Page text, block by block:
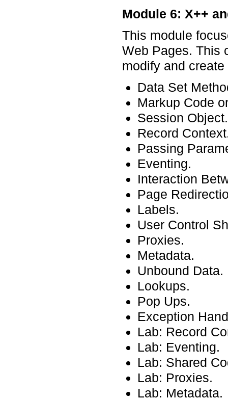
Module 6: X++
This module
Web Pages. This
modify and
Data Set
Markup Code
Session Object.
Record
Passing
Eventing.
Interaction
Page
Labels.
User Control
Proxies.
Metadata.
Unbound Data.
Lookups.
Pop Ups.
Exception
Lab: Record
Lab: Eventing.
Lab: Shared
Lab: Proxies.
Lab: Metadata.